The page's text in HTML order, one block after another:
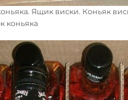
Ящик виски. Коньяк
коньяка